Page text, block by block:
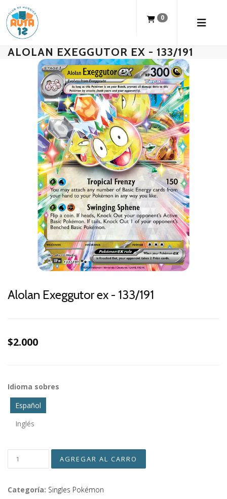
0
ALOLAN EXEGGUTOR EX - 133/191
Alolan Exeggutor ex - 133/191
$2.000
Idioma sobres
Español
Inglés
Categoría: Singles Pokémon